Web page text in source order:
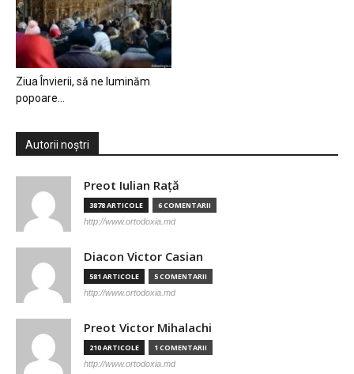
Ziua Învierii, să ne luminăm
popoare…
Autorii noștri
Preot Iulian Raţă
3878 ARTICOLE 6 COMENTARII
http://www.ortodoxia.md
Diacon Victor Casian
581 ARTICOLE 5 COMENTARII
http://www.ortodoxia.md
Preot Victor Mihalachi
210 ARTICOLE 1 COMENTARII
http://www.ortodoxia.md